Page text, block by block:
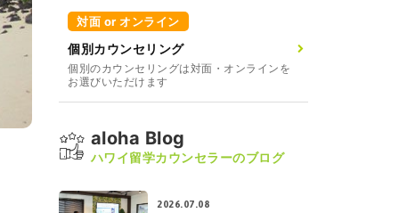
対面 or オンライン
個別カウンセリング
個別のカウンセリングは対面・オンラインを
お選びいただけます
aloha Blog
ハワイ留学カウンセラーのブログ
2026.07.08